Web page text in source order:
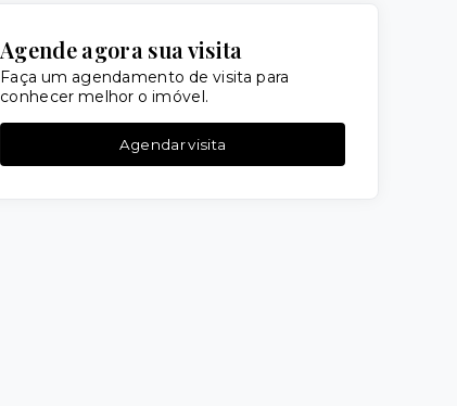
Agende agora sua visita
Faça um agendamento de visita para
conhecer melhor o imóvel.
Agendar visita